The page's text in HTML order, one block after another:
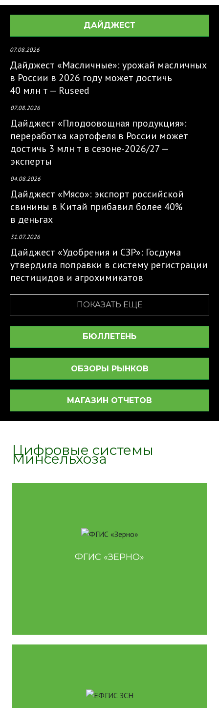
ДАЙДЖЕСТ
07.08.2026
Дайджест «Масличные»: урожай масличных
в России в 2026 году может достичь
40 млн т — Ruseed
07.08.2026
Дайджест «Плодоовощная продукция»:
переработка картофеля в России может
достичь 3 млн т в сезоне-2026/27 —
эксперты
04.08.2026
Дайджест «Мясо»: экспорт российской
свинины в Китай прибавил более 40%
в деньгах
31.07.2026
Дайджест «Удобрения и СЗР»: Госдума
утвердила поправки в систему регистрации
пестицидов и агрохимикатов
ПОКАЗАТЬ ЕЩЕ
БЮЛЛЕТЕНЬ
ОБЗОРЫ РЫНКОВ
МАГАЗИН ОТЧЕТОВ
Цифровые системы
Минсельхоза
ФГИС «ЗЕРНО»
Для производителей зерна и продуктов его